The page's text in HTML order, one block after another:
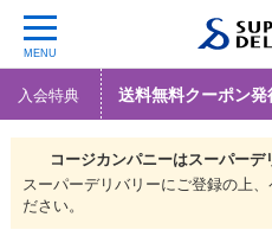
MENU
入会特典 送料無料クーポン発
コージカンパニーはスーパーデ
スーパーデリバリーにご登録の上
ださい。